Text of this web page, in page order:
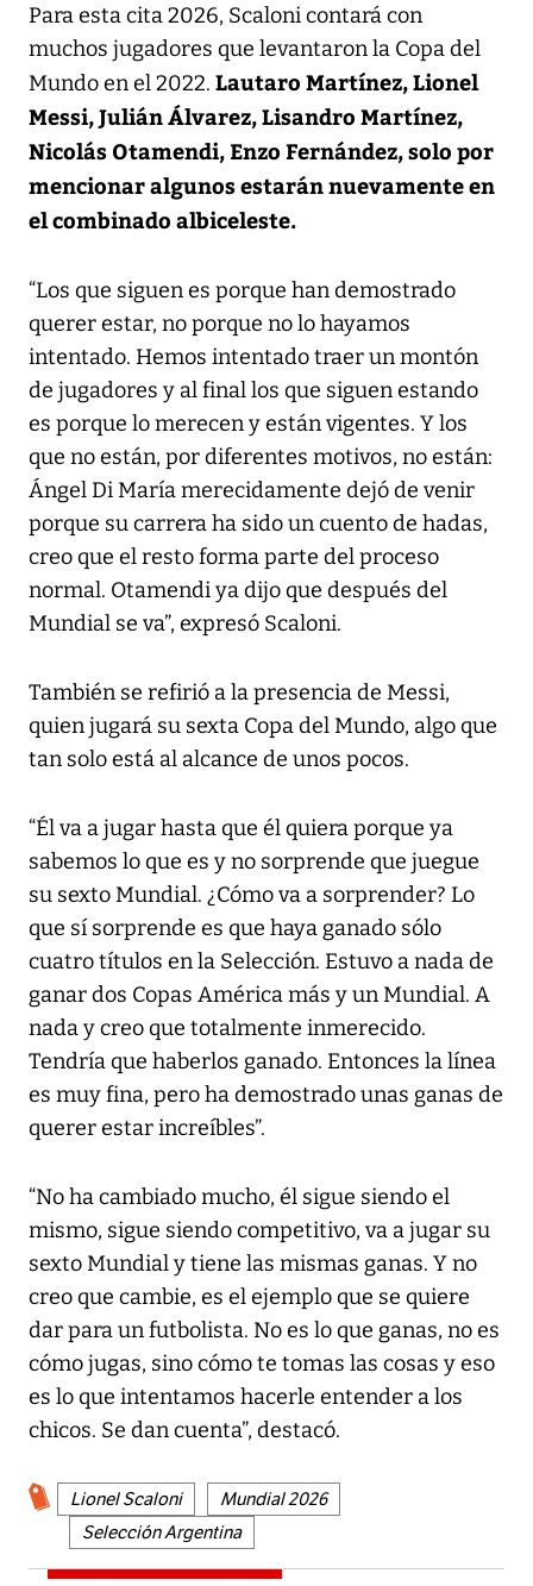
Para esta cita 2026, Scaloni contará con
muchos jugadores que levantaron la Copa del
Mundo en el 2022. Lautaro Martínez, Lionel
Messi, Julián Álvarez, Lisandro Martínez,
Nicolás Otamendi, Enzo Fernández, solo por
mencionar algunos estarán nuevamente en
el combinado albiceleste.
“Los que siguen es porque han demostrado
querer estar, no porque no lo hayamos
intentado. Hemos intentado traer un montón
de jugadores y al final los que siguen estando
es porque lo merecen y están vigentes. Y los
que no están, por diferentes motivos, no están:
Ángel Di María merecidamente dejó de venir
porque su carrera ha sido un cuento de hadas,
creo que el resto forma parte del proceso
normal. Otamendi ya dijo que después del
Mundial se va”, expresó Scaloni.
También se refirió a la presencia de Messi,
quien jugará su sexta Copa del Mundo, algo que
tan solo está al alcance de unos pocos.
“Él va a jugar hasta que él quiera porque ya
sabemos lo que es y no sorprende que juegue
su sexto Mundial. ¿Cómo va a sorprender? Lo
que sí sorprende es que haya ganado sólo
cuatro títulos en la Selección. Estuvo a nada de
ganar dos Copas América más y un Mundial. A
nada y creo que totalmente inmerecido.
Tendría que haberlos ganado. Entonces la línea
es muy fina, pero ha demostrado unas ganas de
querer estar increíbles”.
“No ha cambiado mucho, él sigue siendo el
mismo, sigue siendo competitivo, va a jugar su
sexto Mundial y tiene las mismas ganas. Y no
creo que cambie, es el ejemplo que se quiere
dar para un futbolista. No es lo que ganas, no es
cómo jugas, sino cómo te tomas las cosas y eso
es lo que intentamos hacerle entender a los
chicos. Se dan cuenta”, destacó.
Lionel Scaloni
Mundial 2026
Selección Argentina